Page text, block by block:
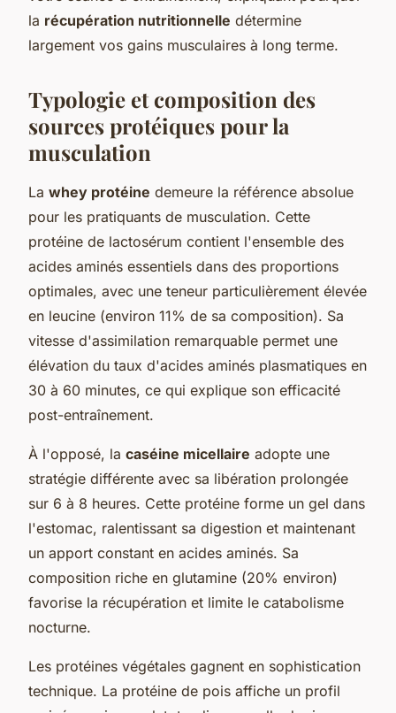
la récupération nutritionnelle détermine
largement vos gains musculaires à long terme.
Typologie et composition des
sources protéiques pour la
musculation
La whey protéine demeure la référence absolue
pour les pratiquants de musculation. Cette
protéine de lactosérum contient l'ensemble des
acides aminés essentiels dans des proportions
optimales, avec une teneur particulièrement élevée
en leucine (environ 11% de sa composition). Sa
vitesse d'assimilation remarquable permet une
élévation du taux d'acides aminés plasmatiques en
30 à 60 minutes, ce qui explique son efficacité
post-entraînement.
À l'opposé, la caséine micellaire adopte une
stratégie différente avec sa libération prolongée
sur 6 à 8 heures. Cette protéine forme un gel dans
l'estomac, ralentissant sa digestion et maintenant
un apport constant en acides aminés. Sa
composition riche en glutamine (20% environ)
favorise la récupération et limite le catabolisme
nocturne.
Les protéines végétales gagnent en sophistication
technique. La protéine de pois affiche un profil